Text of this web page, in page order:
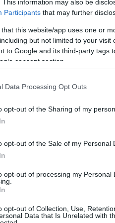
This information may also be
Participants that may further
that this website/app uses one or
but not limited to your
to Google and its third-party tags
consent section.
Data Processing Opt Outs
opt-out of the Sharing of my
opt-out of the Sale of my Personal
opt-out of processing my Personal
opt-out of Collection, Use,
Data that Is Unrelated with
functie de preferinte si
mare, fondul de ten
fapt ce-l face
acopera
si se poate
machiaj.
orice cuplu ar trebui să
din zodiac. Depășesc orice